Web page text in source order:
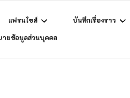
แฟรนไชส์ บันทึกเรื่องราว
ายข้อมูลส่วนบุคคล